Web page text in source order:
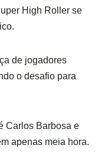
High Roller se
de jogadores
o desafio para
Carlos Barbosa e
apenas meia hora.